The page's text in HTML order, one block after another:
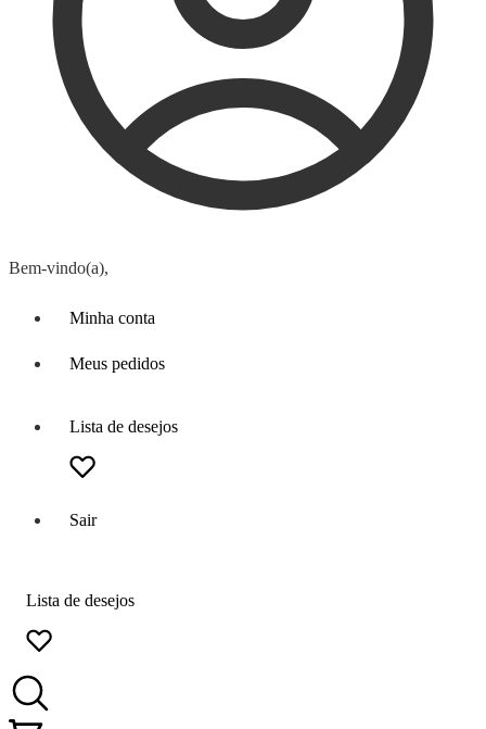
Bem-vindo(a),
Minha conta
Meus pedidos
Lista de desejos
Sair
Lista de desejos